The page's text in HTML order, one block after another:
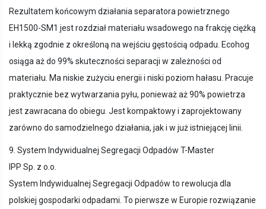
Rezultatem końcowym działania separatora powietrznego
EH1500-SM1 jest rozdział materiału wsadowego na frakcję ciężką
i lekką zgodnie z określoną na wejściu gęstością odpadu. Ecohog
osiąga aż do 99% skuteczności separacji w zależności od
materiału. Ma niskie zużyciu energii i niski poziom hałasu. Pracuje
praktycznie bez wytwarzania pyłu, ponieważ aż 90% powietrza
jest zawracana do obiegu. Jest kompaktowy i zaprojektowany
zarówno do samodzielnego działania, jak i w już istniejącej linii.
9. System Indywidualnej Segregacji Odpadów T-Master
IPP Sp. z o.o.
System Indywidualnej Segregacji Odpadów to rewolucja dla
polskiej gospodarki odpadami. To pierwsze w Europie rozwiązanie